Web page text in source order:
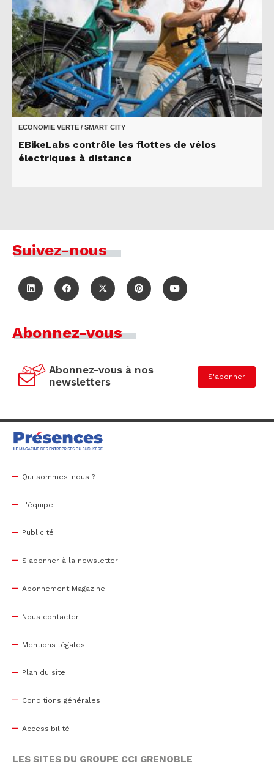
ECONOMIE VERTE / SMART CITY
EBikeLabs contrôle les flottes de vélos
électriques à distance
Suivez-nous
Abonnez-vous
Abonnez-vous à nos
newsletters
S'abonner
Qui sommes-nous ?
L'équipe
Publicité
S'abonner à la newsletter
Abonnement Magazine
Nous contacter
Mentions légales
Plan du site
Conditions générales
Accessibilité
LES SITES DU GROUPE CCI GRENOBLE